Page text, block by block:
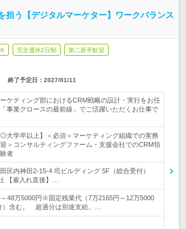
担う【デジタルマーケター】ワークバランス
完全週休2日制 第二新卒歓迎
終了予定日： 2027/01/11
ケティング部におけるCRM戦略の設計・実行をお任
事業グロースの最前線」でご活躍いただくお仕事で
◎大学卒以上】＜必須＞マーケティング組織での実務
＞コンサルティングファーム・支援会社でのCRM領
者
区内神田2-15-4 司ビルディング 5F（総合受付）
【雇入れ直後】…
～48万5000円※固定残業代（7万2165円～12万5000
）含む。 超過分は別途支給。…